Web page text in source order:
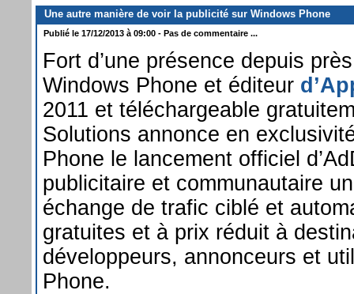
Une autre manière de voir la publicité sur Windows Phone
Publié le 17/12/2013 à 09:00 - Pas de commentaire ...
Fort d’une présence depuis
Windows Phone et éditeur
2011 et téléchargeable
Solutions annonce en
Phone le lancement officiel
publicitaire et communautaire
échange de trafic ciblé et
gratuites et à prix réduit à
développeurs, annonceurs et
Phone.